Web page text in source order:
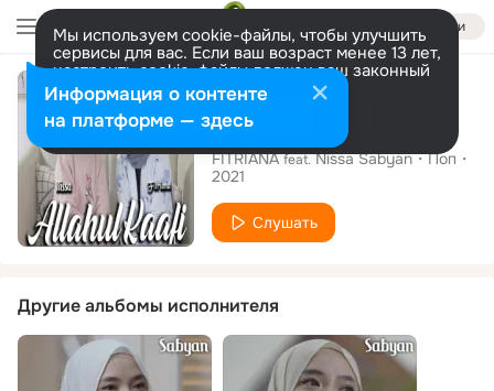
Войти
Мы используем cookie-файлы, чтобы улучшить
сервисы для вас. Если ваш возраст менее 13 лет,
настроить cookie-файлы должен ваш законный
представитель. Больше информации
Разрешить все Настроить
Сингл
Allahul Kaafi
FITRIANA feat. Nissa Sabyan
Поп
2021
Слушать
Другие альбомы исполнителя
Информация о контенте
на платформе — здесь